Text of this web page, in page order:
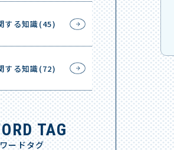
する知識(45)
する知識(72)
TAG
ードタグ